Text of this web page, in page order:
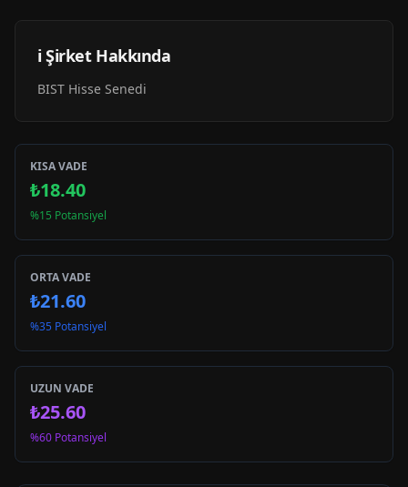
ℹ️ Şirket Hakkında
BIST Hisse Senedi
KISA VADE
₺18.40
%15 Potansiyel
ORTA VADE
₺21.60
%35 Potansiyel
UZUN VADE
₺25.60
%60 Potansiyel